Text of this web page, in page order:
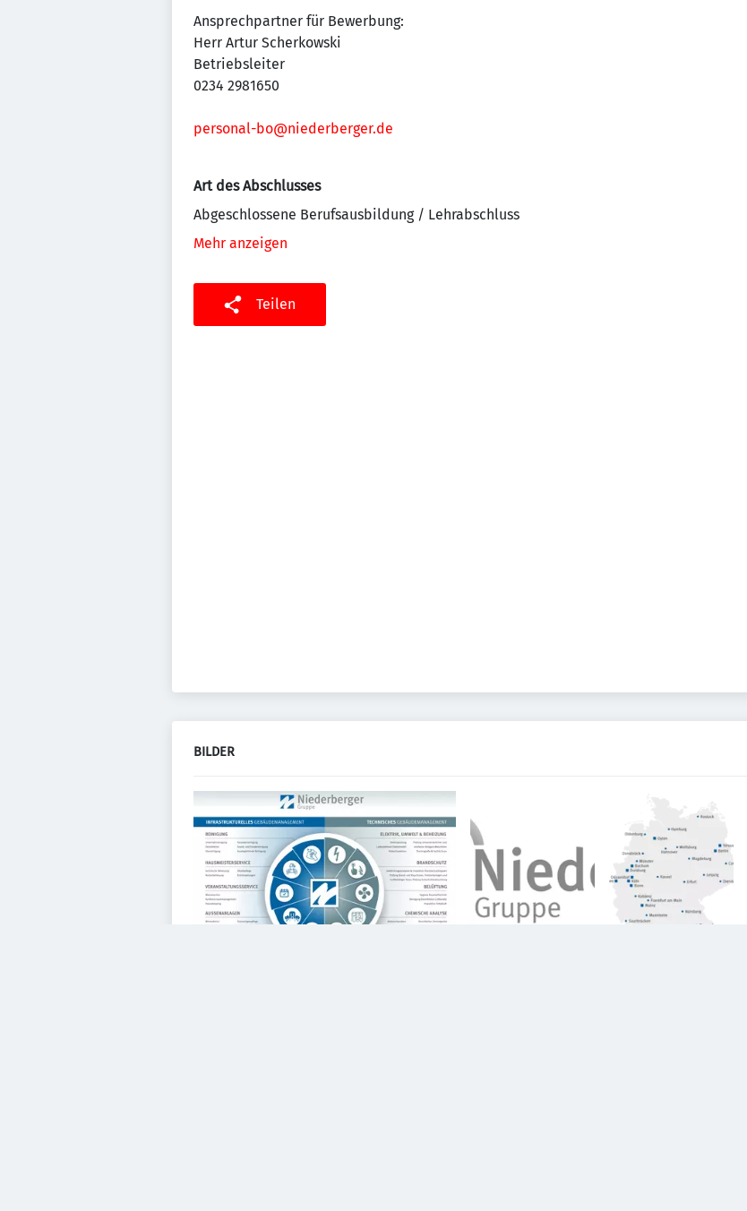
Ansprechpartner für Bewerbung:
Herr Artur Scherkowski
Betriebsleiter
0234 2981650
personal-bo@niederberger.de
Art des Abschlusses
Abgeschlossene Berufsausbildung / Lehrabschluss
Mehr anzeigen
Teilen
BILDER